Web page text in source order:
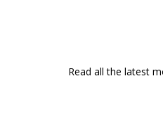
Read all the latest